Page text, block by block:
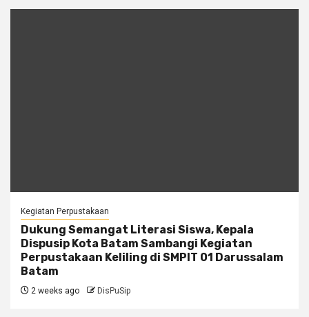
Kegiatan Perpustakaan
Dukung Semangat Literasi Siswa, Kepala
Dispusip Kota Batam Sambangi Kegiatan
Perpustakaan Keliling di SMPIT 01 Darussalam
Batam
2 weeks ago DisPuSip